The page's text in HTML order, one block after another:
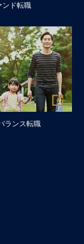
ンド転職
ランス転職